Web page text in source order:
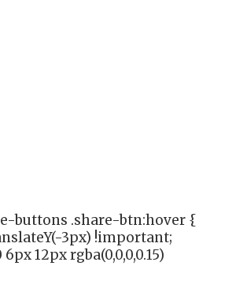
buttons .share-btn:hover {
3px) !important;
12px rgba(0,0,0,0.15)